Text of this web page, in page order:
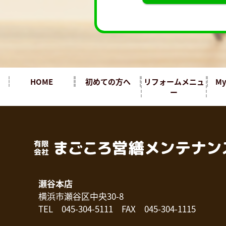
HOME 初めての方へ
リフォームメニュ
ー
瀬谷本店
横浜市瀬谷区中央30-8
TEL 045-304-5111 FAX 045-304-1115